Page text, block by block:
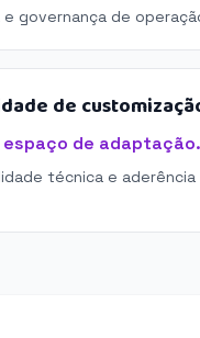
governança de
de
de adaptação.
técnica e